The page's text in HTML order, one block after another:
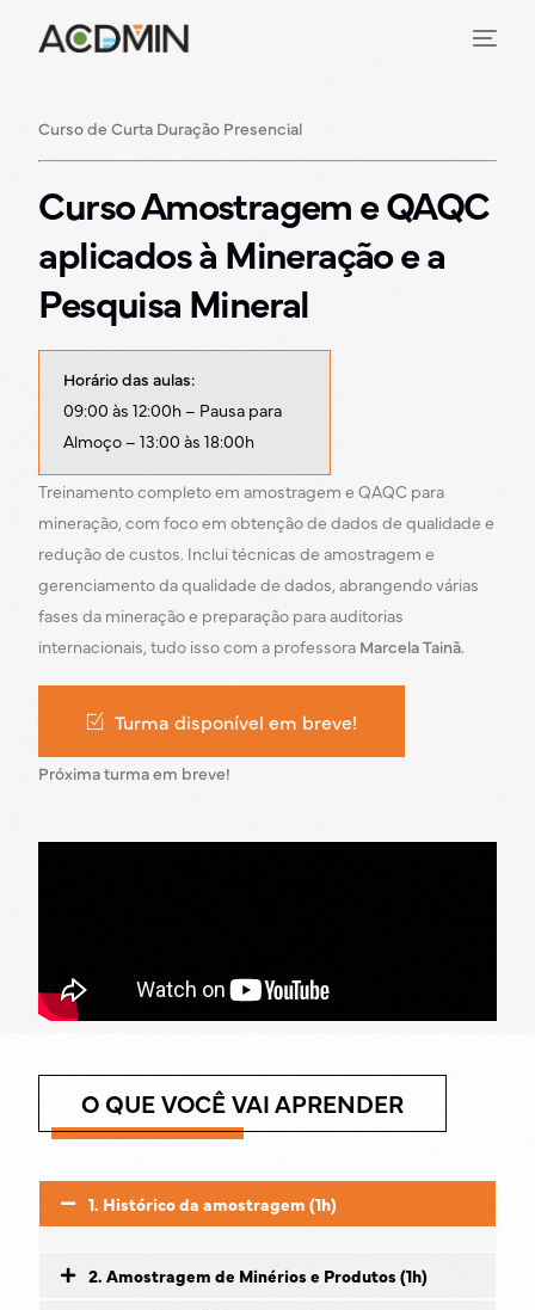
Curso de Curta Duração Presencial
Curso Amostragem e QAQC
aplicados à Mineração e a
Pesquisa Mineral
Horário das aulas:
09:00 às 12:00h – Pausa para
Almoço – 13:00 às 18:00h
Treinamento completo em amostragem e QAQC para
mineração, com foco em obtenção de dados de qualidade e
redução de custos. Inclui técnicas de amostragem e
gerenciamento da qualidade de dados, abrangendo várias
fases da mineração e preparação para auditorias
internacionais, tudo isso com a professora Marcela Tainã.
Próxima turma em breve!
Turma disponível em breve!
O QUE VOCÊ VAI APRENDER
1. Histórico da amostragem (1h)
2. Amostragem de Minérios e Produtos (1h)